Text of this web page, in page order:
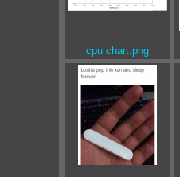
cpu chart.png